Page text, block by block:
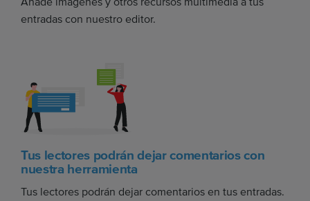
entradas con nuestro editor.
Tus lectores podrán dejar comentarios con
nuestra herramienta
Tus lectores podrán dejar comentarios en tus entradas.